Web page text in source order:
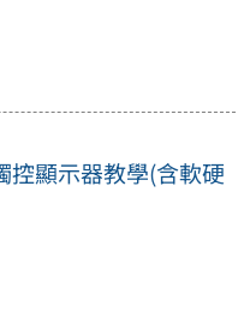
控顯示器教學(含軟硬